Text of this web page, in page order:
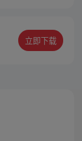
立即下载